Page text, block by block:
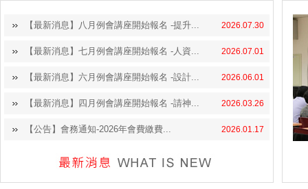
2026.07.30
【最新消息】八月例會講座開始報名 -提升...
2026.07.01
【最新消息】七月例會講座開始報名 -人資...
2026.06.01
【最新消息】六月例會講座開始報名 -設計...
2026.03.26
【最新消息】四月例會講座開始報名 -請神...
2026.01.17
【公告】會務通知-2026年會費繳費...